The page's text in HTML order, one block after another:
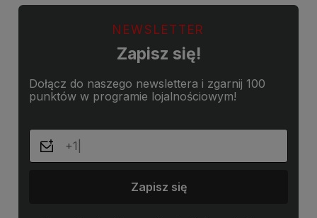
NEWSLETTER
Zapisz się!
Dołącz do naszego newslettera i zgarnij 100
punktów w programie lojalnościowym!
Zapisz się